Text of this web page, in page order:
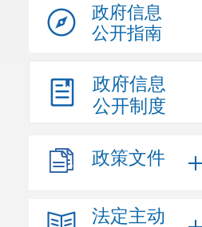
政府信息
公开指南
政府信息
公开制度
政策文件
法定主动